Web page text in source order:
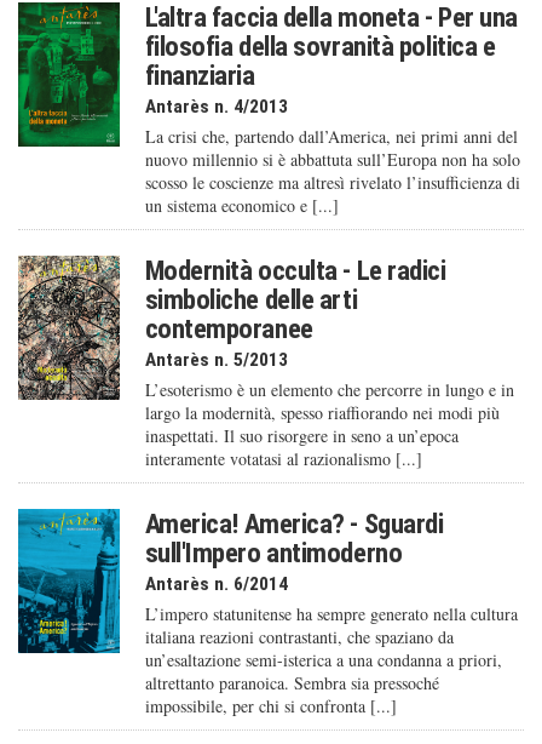
L'altra faccia della moneta - Per una
filosofia della sovranità politica e
finanziaria
Antarès n. 4/2013
La crisi che, partendo dall’America, nei primi anni del
nuovo millennio si è abbattuta sull’Europa non ha solo
scosso le coscienze ma altresì rivelato l’insufficienza di
un sistema economico e [...]
Modernità occulta - Le radici
simboliche delle arti
contemporanee
Antarès n. 5/2013
L’esoterismo è un elemento che percorre in lungo e in
largo la modernità, spesso riaffiorando nei modi più
inaspettati. Il suo risorgere in seno a un’epoca
interamente votatasi al razionalismo [...]
America! America? - Sguardi
sull'Impero antimoderno
Antarès n. 6/2014
L’impero statunitense ha sempre generato nella cultura
italiana reazioni contrastanti, che spaziano da
un’esaltazione semi-isterica a una condanna a priori,
altrettanto paranoica. Sembra sia pressoché
impossibile, per chi si confronta [...]